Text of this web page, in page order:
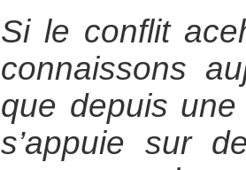
Si le conflit
connaissons
que depuis une
s’appuie sur